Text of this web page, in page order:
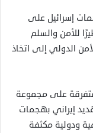
إسرائيل على
للأمن والسلم
الدولي إلى اتخاذ
على مجموعة
إيراني بهجمات
ودولية مكثفة